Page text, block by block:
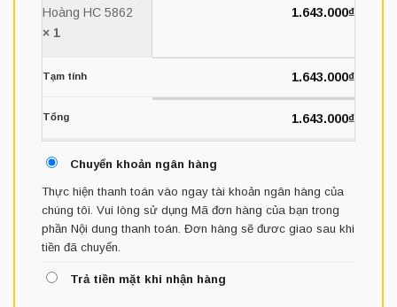
Hoàng HC 5862
× 1
1.643.000₫
Tạm tính 1.643.000₫
Tổng 1.643.000₫
Chuyển khoản ngân hàng
Thực hiện thanh toán vào ngay tài khoản ngân hàng của
chúng tôi. Vui lòng sử dụng Mã đơn hàng của bạn trong
phần Nội dung thanh toán. Đơn hàng sẽ đươc giao sau khi
tiền đã chuyển.
Trả tiền mặt khi nhận hàng